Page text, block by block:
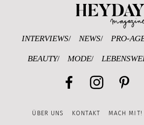
INTERVIEWS NEWS PRO-
BEAUTY MODE
ÜBER UNS KONTAKT MACH MIT!